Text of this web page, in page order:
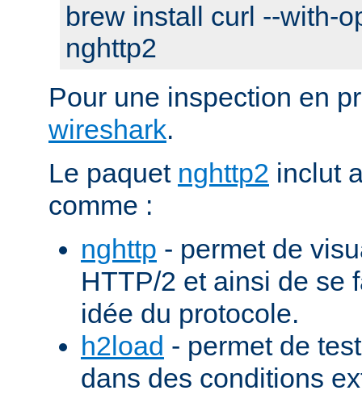
brew install curl --with-
nghttp2
Pour une inspection en
wireshark.
Le paquet nghttp2 inclut
comme :
nghttp - permet de
HTTP/2 et ainsi de se
idée du protocole.
h2load - permet de
dans des conditions